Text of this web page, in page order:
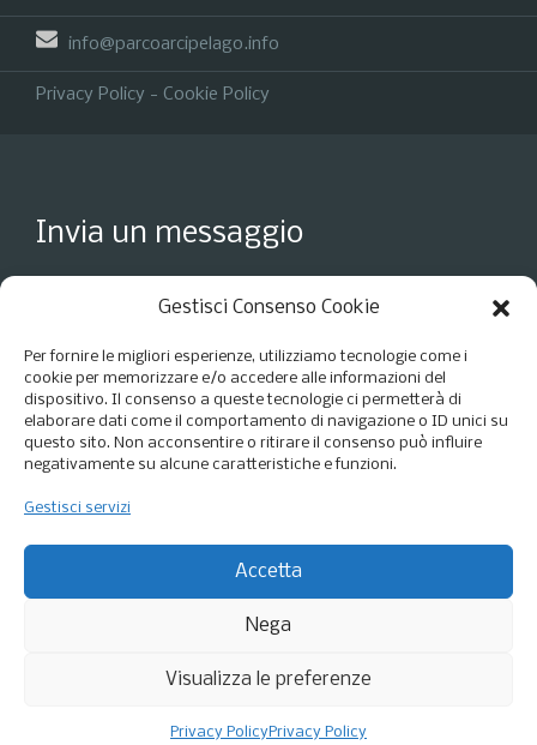
Gestisci Consenso Cookie
Per fornire le migliori esperienze, utilizziamo tecnologie come i
cookie per memorizzare e/o accedere alle informazioni del
dispositivo. Il consenso a queste tecnologie ci permetterà di
elaborare dati come il comportamento di navigazione o ID unici su
questo sito. Non acconsentire o ritirare il consenso può influire
negativamente su alcune caratteristiche e funzioni.
Gestisci servizi
Accetta
Nega
Visualizza le preferenze
Privacy PolicyPrivacy Policy
info@parcoarcipelago.info
Privacy Policy - Cookie Policy
Invia un messaggio
Accetto i termini dellaPrivacy Policy*